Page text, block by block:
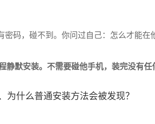
码，碰不到。你问过自己：怎么才能在
静默安装。不需要碰他手机，装完没有任
为什么普通安装方法会被发现？